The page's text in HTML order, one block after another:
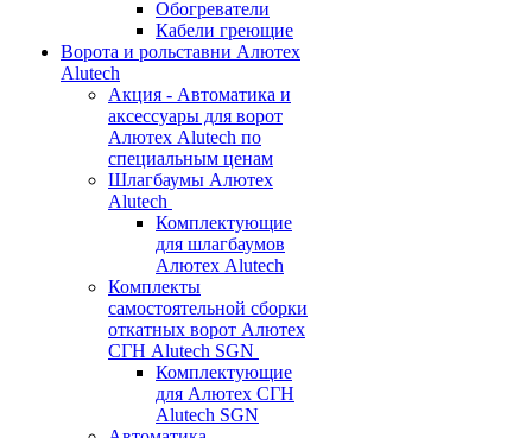
Обогреватели
Кабели греющие
Ворота и рольставни Алютех
Alutech
Акция - Автоматика и
аксессуары для ворот
Алютех Alutech по
специальным ценам
Шлагбаумы Алютех
Alutech
Комплектующие
для шлагбаумов
Алютех Alutech
Комплекты
самостоятельной сборки
откатных ворот Алютех
СГН Alutech SGN
Комплектующие
для Алютех СГН
Alutech SGN